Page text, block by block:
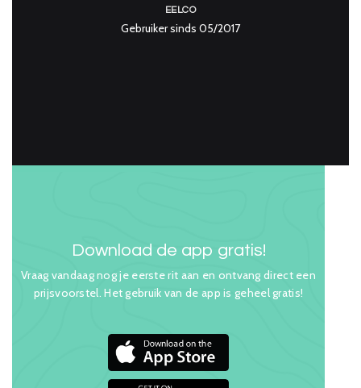
EELCO
Gebruiker sinds 05/2017
Download de app gratis!
Vraag vandaag nog je eerste rit aan en ontvang direct een
prijsvoorstel. Het gebruik van de app is geheel gratis!